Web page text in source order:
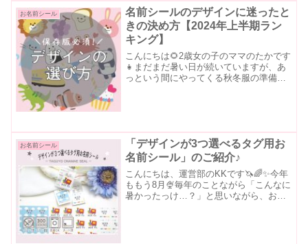
お名前シール
名前シールのデザインに迷ったと
きの決め方【2024年上半期ラン
キング】
こんにちは🌻2歳女の子のママのたかです
👧まだまだ暑い日が続いていますが、あ
っという間にやってくる秋冬服の準備！
お名前シール
「デザインが3つ選べるタグ用お
名前シール」のご紹介♪
こんにちは、運営部のKKです🦄🌈✨今年
ももう8月🍨毎年のことながら「こんなに
暑かったっけ…？」と思いながら、お盆